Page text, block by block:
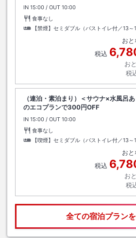
IN チェックイン
15:00 / OUT チェックアウト
10:00
食事なし
【禁煙】セミダブル（バストイレ付／13～
おと
税込
お
税
（連泊・素泊まり）＜サウナ×水風呂
のエコプランで300円OFF
IN チェックイン
15:00 / OUT チェックアウト
10:00
食事なし
【喫煙】セミダブル（バストイレ付／13～
おと
税込
お
税
全ての宿泊プラン